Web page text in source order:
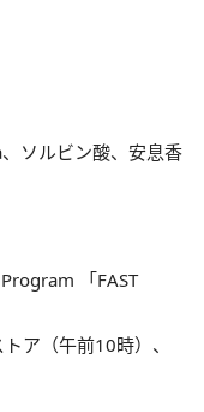
ソルビン酸、安息香
「FAST
ア（午前10時）、